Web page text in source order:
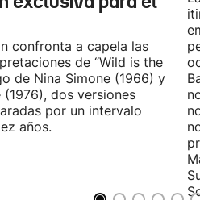
confronta a capela las
de “Wild is the
de Nina Simone (1966) y
(1976), dos versiones
por un intervalo
años.